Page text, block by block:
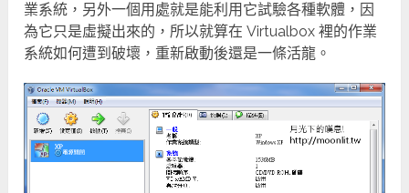
業系統，另外一個用處就是能利用它試驗各種軟體，因
為它只是虛擬出來的，所以就算在 Virtualbox 裡的作業
系統如何遭到破壞，重新啟動後還是一條活龍。